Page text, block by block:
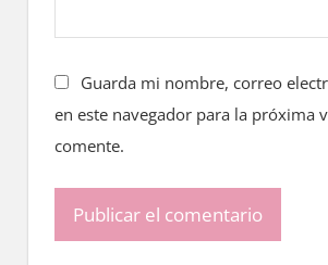
Guarda mi nombre, correo
en este navegador para la próxima
comente.